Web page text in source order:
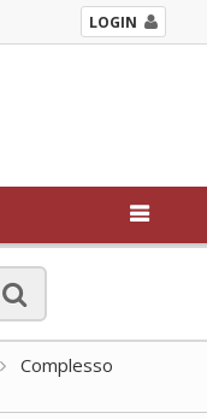
LOGIN
Complesso